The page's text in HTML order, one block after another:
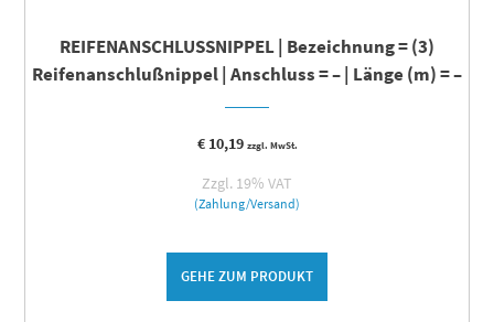
REIFENANSCHLUSSNIPPEL | Bezeichnung = (3)
Reifenanschlußnippel | Anschluss = – | Länge (m) = –
€10,19 zzgl. MwSt.
Zzgl. 19% VAT
(Zahlung/Versand)
GEHE ZUM PRODUKT